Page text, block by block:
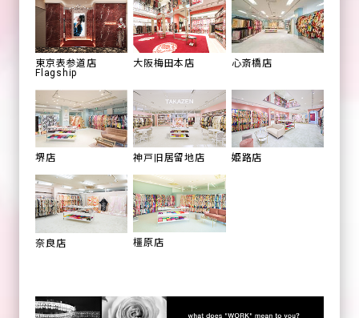
東京表参道店
Flagship
大阪梅田本店 心斎橋店
堺店 神戸旧居留地店 姫路店
奈良店 橿原店